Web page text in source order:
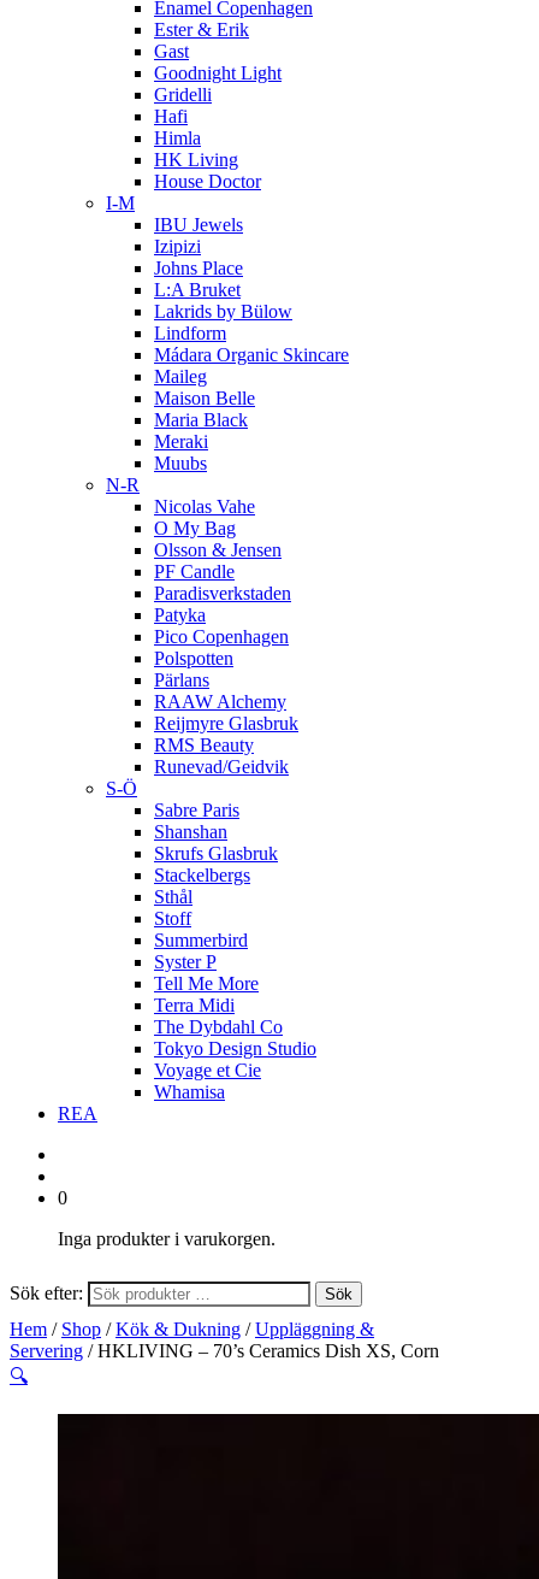
Enamel Copenhagen
Ester & Erik
Gast
Goodnight Light
Gridelli
Hafi
Himla
HK Living
House Doctor
I-M
IBU Jewels
Izipizi
Johns Place
L:A Bruket
Lakrids by Bülow
Lindform
Mádara Organic Skincare
Maileg
Maison Belle
Maria Black
Meraki
Muubs
N-R
Nicolas Vahe
O My Bag
Olsson & Jensen
PF Candle
Paradisverkstaden
Patyka
Pico Copenhagen
Polspotten
Pärlans
RAAW Alchemy
Reijmyre Glasbruk
RMS Beauty
Runevad/Geidvik
S-Ö
Sabre Paris
Shanshan
Skrufs Glasbruk
Stackelbergs
Sthål
Stoff
Summerbird
Syster P
Tell Me More
Terra Midi
The Dybdahl Co
Tokyo Design Studio
Voyage et Cie
Whamisa
REA
0
Inga produkter i varukorgen.
Sök efter: Sök
Hem / Shop /Kök & Dukning /Uppläggning &
Servering / HKLIVING – 70’s Ceramics Dish XS, Corn
🔍